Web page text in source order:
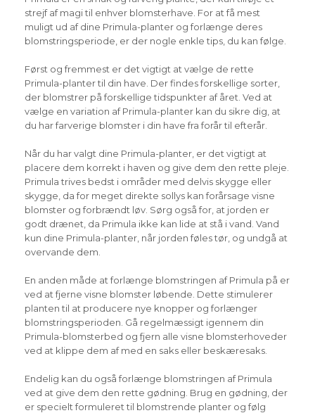
strejf af magi til enhver blomsterhave. For at få mest
muligt ud af dine Primula-planter og forlænge deres
blomstringsperiode, er der nogle enkle tips, du kan følge.
Først og fremmest er det vigtigt at vælge de rette
Primula-planter til din have. Der findes forskellige sorter,
der blomstrer på forskellige tidspunkter af året. Ved at
vælge en variation af Primula-planter kan du sikre dig, at
du har farverige blomster i din have fra forår til efterår.
Når du har valgt dine Primula-planter, er det vigtigt at
placere dem korrekt i haven og give dem den rette pleje.
Primula trives bedst i områder med delvis skygge eller
skygge, da for meget direkte sollys kan forårsage visne
blomster og forbrændt løv. Sørg også for, at jorden er
godt drænet, da Primula ikke kan lide at stå i vand. Vand
kun dine Primula-planter, når jorden føles tør, og undgå at
overvande dem.
En anden måde at forlænge blomstringen af Primula på er
ved at fjerne visne blomster løbende. Dette stimulerer
planten til at producere nye knopper og forlænger
blomstringsperioden. Gå regelmæssigt igennem din
Primula-blomsterbed og fjern alle visne blomsterhoveder
ved at klippe dem af med en saks eller beskæresaks.
Endelig kan du også forlænge blomstringen af Primula
ved at give dem den rette gødning. Brug en gødning, der
er specielt formuleret til blomstrende planter og følg